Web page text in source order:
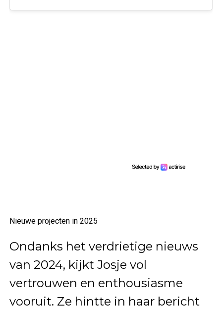
Nieuwe projecten in 2025
Ondanks het verdrietige nieuws
van 2024, kijkt Josje vol
vertrouwen en enthousiasme
vooruit. Ze hintte in haar bericht